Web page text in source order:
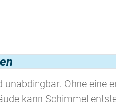
Ohne eine
kann Schimmel